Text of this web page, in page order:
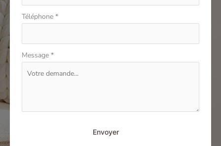
Téléphone *
Message *
Envoyer